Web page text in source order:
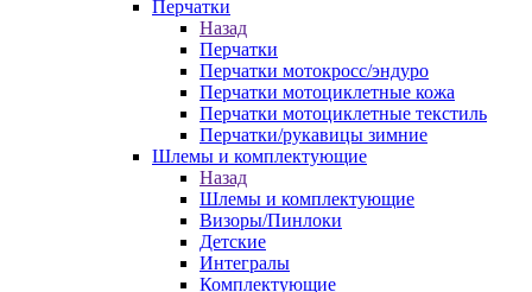
Перчатки
Назад
Перчатки
Перчатки мотокросс/эндуро
Перчатки мотоциклетные кожа
Перчатки мотоциклетные текстиль
Перчатки/рукавицы зимние
Шлемы и комплектующие
Назад
Шлемы и комплектующие
Визоры/Пинлоки
Детские
Интегралы
Комплектующие